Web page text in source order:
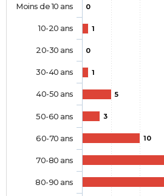
0
1
0
1
5
3
10
Moins de 10 ans
10-20 ans
20-30 ans
30-40 ans
40-50 ans
50-60 ans
60-70 ans
70-80 ans
80-90 ans